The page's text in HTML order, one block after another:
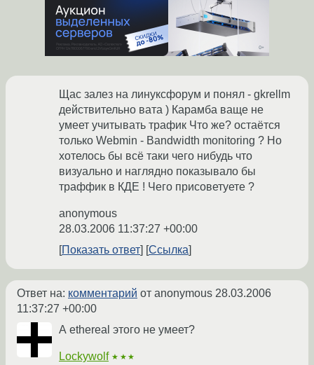
Щас залез на линуксфорум и понял - gkrellm
действительно вата ) Карамба ваще не
умеет учитывать трафик Что же? остаётся
только Webmin - Bandwidth monitoring ? Но
хотелось бы всё таки чего нибудь что
визуально и наглядно показывало бы
траффик в КДЕ ! Чего присоветуете ?
anonymous
28.03.2006 11:37:27 +00:00
Показать ответ
Ссылка
Ответ на: комментарий от anonymous 28.03.2006
11:37:27 +00:00
А ethereal этого не умеет?
Lockywolf ★★★